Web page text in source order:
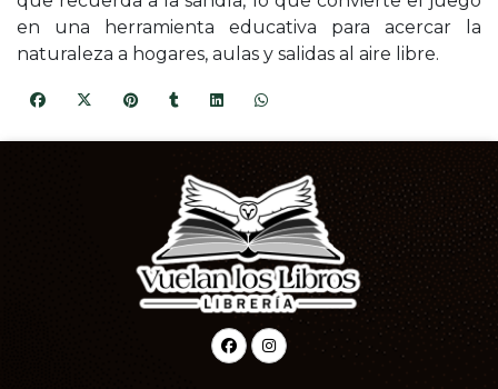
en una herramienta educativa para acercar la
naturaleza a hogares, aulas y salidas al aire libre.